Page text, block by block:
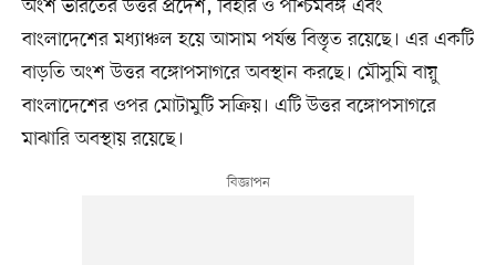
অংশ ভারতের উত্তর প্রদেশ, বিহার ও পশ্চিমবঙ্গ এবং
বাংলাদেশের মধ্যাঞ্চল হয়ে আসাম পর্যন্ত বিস্তৃত রয়েছে। এর একটি
বাড়তি অংশ উত্তর বঙ্গোপসাগরে অবস্থান করছে। মৌসুমি বায়ু
বাংলাদেশের ওপর মোটামুটি সক্রিয়। এটি উত্তর বঙ্গোপসাগরে
মাঝারি অবস্থায় রয়েছে।